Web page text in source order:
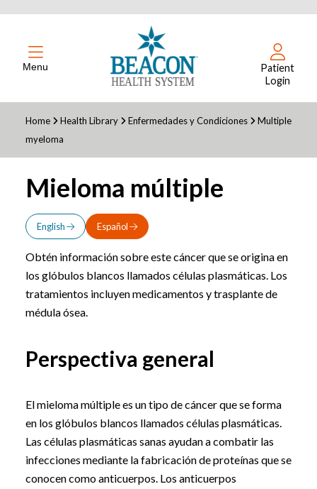
Menu
Patient
Login
Home Health Library Enfermedades y Condiciones
Multiple
myeloma
Mieloma múltiple
English Español
Obtén información sobre este cáncer que se origina en
los glóbulos blancos llamados células plasmáticas. Los
tratamientos incluyen medicamentos y trasplante de
médula ósea.
Perspectiva general
El mieloma múltiple es un tipo de cáncer que se forma
en los glóbulos blancos llamados células plasmáticas.
Las células plasmáticas sanas ayudan a combatir las
infecciones mediante la fabricación de proteínas que se
conocen como anticuerpos. Los anticuerpos